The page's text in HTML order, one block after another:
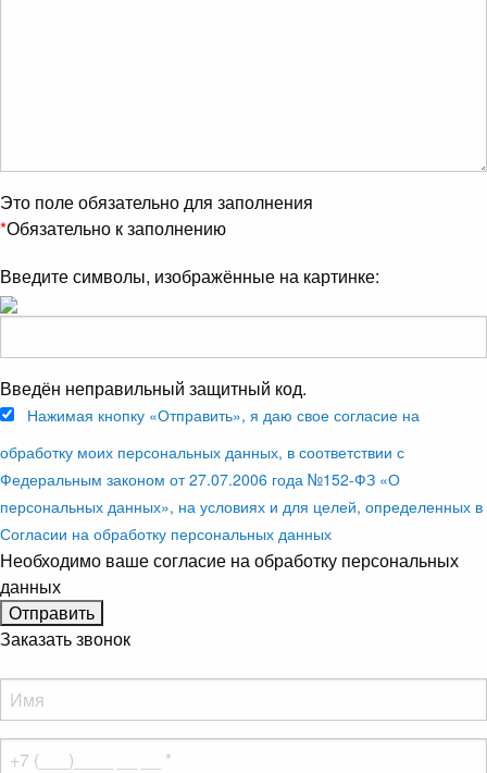
Это поле обязательно для заполнения
*Обязательно к заполнению
Введите символы, изображённые на картинке:
Введён неправильный защитный код.
Нажимая кнопку «Отправить», я даю свое согласие на
обработку моих персональных данных, в соответствии с
Федеральным законом от 27.07.2006 года №152-ФЗ «О
персональных данных», на условиях и для целей, определенных в
Согласии на обработку персональных данных
Необходимо ваше согласие на обработку персональных
данных
Заказать звонок